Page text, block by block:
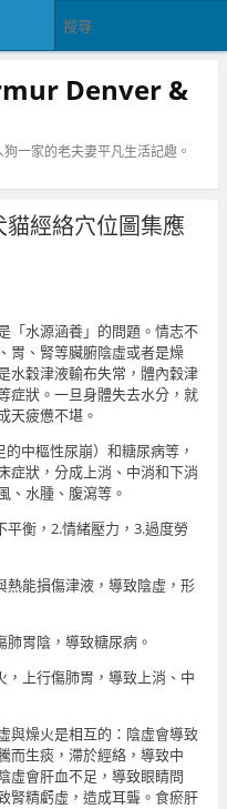
Denver &
一家的老夫妻平凡生活記趣。
經絡穴位圖集應
「水源涵養」的問題。情志不
胃、腎等臟腑陰虛或者是燥
水穀津液輸布失常，體內穀津
症狀。一旦身體失去水分，就
天疲憊不堪。
中樞性尿崩）和糖尿病等，
症狀，分成上消、中消和下消
、水腫、腹瀉等。
衡，2.情緒壓力，3.過度勞
熱能損傷津液，導致陰虛，形
胃陰，導致糖尿病。
上行傷肺胃，導致上消、中
與燥火是相互的：陰虛會導致
而生痰，滯於經絡，導致中
虛會肝血不足，導致眼睛問
腎精虧虛，造成耳聾。食瘀肝